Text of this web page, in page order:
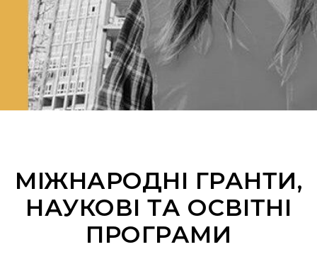
МІЖНАРОДНІ ГРАНТИ,
НАУКОВІ ТА ОСВІТНІ
ПРОГРАМИ